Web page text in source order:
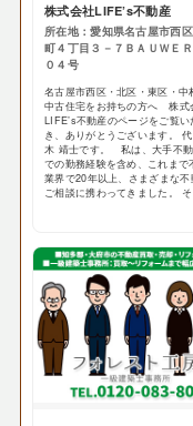
株式会社LIFE’s不動産
所在地：愛知県名古屋市西
町４丁目３－７ＢＡＵＷＥ
０４号
名古屋市西区・北区・東区・中
中古住宅をお持ちの方へ 株式
LIFE’s不動産のページをご覧い
き、ありがとうございます。
木 靖士です。 私は、大手不
での勤務経験を含め、これまで
業界で20年以上、さまざまな不
ご相談に携わってきました。